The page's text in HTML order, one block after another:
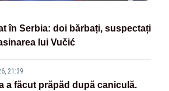
în Serbia: doi bărbați, suspectați
lui Vučić
21:39
a făcut prăpăd după caniculă.